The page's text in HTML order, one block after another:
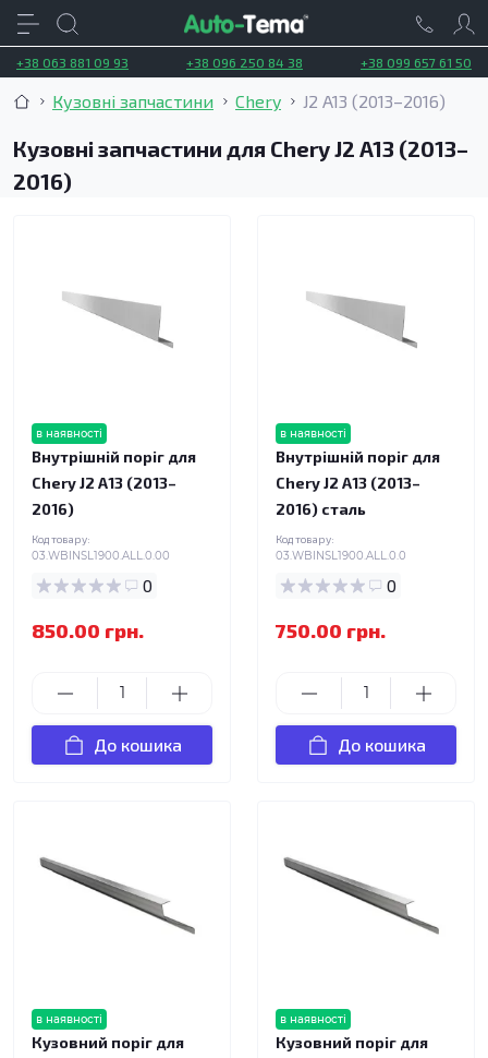
+38 063 881 09 93 +38 096 250 84 38 +38 099 657 61 50
Кузовні запчастини Chery J2 A13 (2013–2016)
Кузовні запчастини для Chery J2 A13 (2013–
2016)
в наявності
Внутрішній поріг для
Chery J2 A13 (2013–
2016)
Код товару:
03.WBINSL1900.ALL.0.00
0
850.00 грн.
До кошика
в наявності
Внутрішній поріг для
Chery J2 A13 (2013–
2016) сталь
Код товару:
03.WBINSL1900.ALL.0.0
0
750.00 грн.
До кошика
в наявності
Кузовний поріг для
в наявності
Кузовний поріг для